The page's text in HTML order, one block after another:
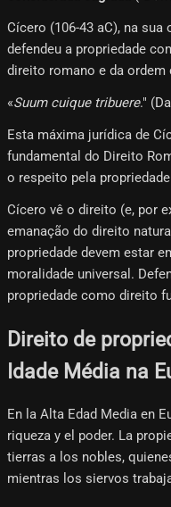
Cícero (106-43 aC), na sua
defendeu a propriedade
direito romano e da ordem
«Suum cuique tribuere."
Esta máxima jurídica de
fundamental do Direito
o respeito pela
Cícero vê o direito (e, por
emanação do direito
propriedade devem estar
moralidade universal.
propriedade como direito
Direito de
Idade Média na
En la Alta Edad Media en
riqueza y el poder. La
tierras a los nobles,
mientras los siervos